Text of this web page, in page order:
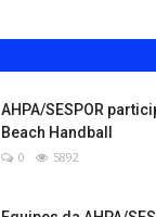
AHPA/SESPOR
Beach Handball
0 5892